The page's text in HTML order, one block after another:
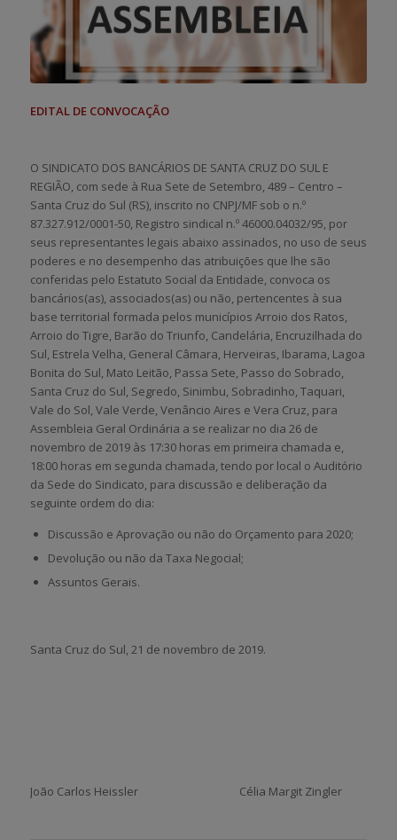
EDITAL DE CONVOCAÇÃO
O SINDICATO DOS BANCÁRIOS DE SANTA CRUZ DO SUL E
REGIÃO, com sede à Rua Sete de Setembro, 489 – Centro –
Santa Cruz do Sul (RS), inscrito no CNPJ/MF sob o n.º
87.327.912/0001-50, Registro sindical n.º 46000.04032/95, por
seus representantes legais abaixo assinados, no uso de seus
poderes e no desempenho das atribuições que lhe são
conferidas pelo Estatuto Social da Entidade, convoca os
bancários(as), associados(as) ou não, pertencentes à sua
base territorial formada pelos municípios Arroio dos Ratos,
Arroio do Tigre, Barão do Triunfo, Candelária, Encruzilhada do
Sul, Estrela Velha, General Câmara, Herveiras, Ibarama, Lagoa
Bonita do Sul, Mato Leitão, Passa Sete, Passo do Sobrado,
Santa Cruz do Sul, Segredo, Sinimbu, Sobradinho, Taquari,
Vale do Sol, Vale Verde, Venâncio Aires e Vera Cruz, para
Assembleia Geral Ordinária a se realizar no dia 26 de
novembro de 2019 às 17:30 horas em primeira chamada e,
18:00 horas em segunda chamada, tendo por local o Auditório
da Sede do Sindicato, para discussão e deliberação da
seguinte ordem do dia:
Discussão e Aprovação ou não do Orçamento para 2020;
Devolução ou não da Taxa Negocial;
Assuntos Gerais.
Santa Cruz do Sul, 21 de novembro de 2019.
João Carlos Heissler Célia Margit Zingler